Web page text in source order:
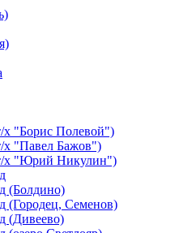
х "Борис Полевой")
х "Павел Бажов")
х "Юрий Никулин")
(Болдино)
(Городец, Семенов)
(Дивеево)